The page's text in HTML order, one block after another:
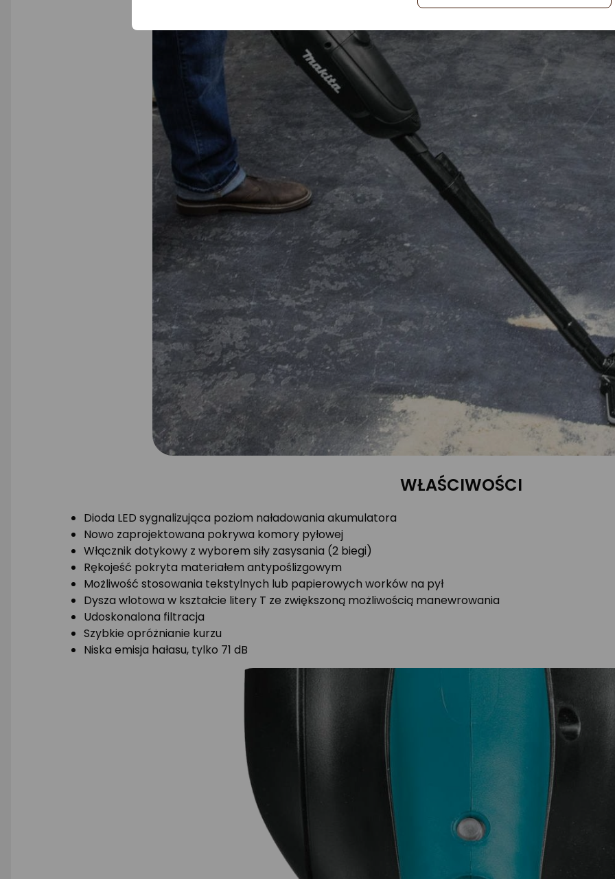
WŁAŚCIWOŚCI
Dioda LED sygnalizująca poziom naładowania akumulatora
Nowo zaprojektowana pokrywa komory pyłowej
Włącznik dotykowy z wyborem siły zasysania (2 biegi)
Rękojeść pokryta materiałem antypoślizgowym
Możliwość stosowania tekstylnych lub papierowych worków na pył
Dysza wlotowa w kształcie litery T ze zwiększoną możliwością manewrowania
Udoskonalona filtracja
Szybkie opróżnianie kurzu
Niska emisja hałasu, tylko 71 dB